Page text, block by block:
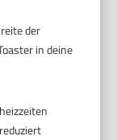
der
in deine